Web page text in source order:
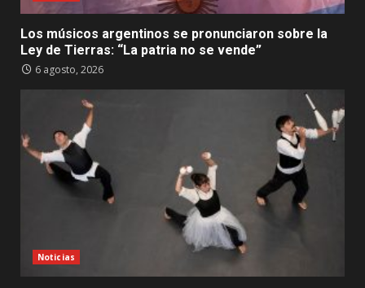
Los músicos argentinos se pronunciaron sobre la
Ley de Tierras: “La patria no se vende”
6 agosto, 2026
Noticias